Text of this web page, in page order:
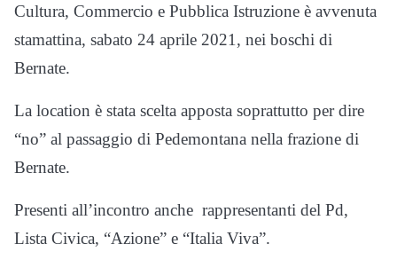
Cultura, Commercio e Pubblica Istruzione è avvenuta
stamattina, sabato 24 aprile 2021, nei boschi di
Bernate.
La location è stata scelta apposta soprattutto per dire
“no” al passaggio di Pedemontana nella frazione di
Bernate.
Presenti all’incontro anche rappresentanti del Pd,
Lista Civica, “Azione” e “Italia Viva”.